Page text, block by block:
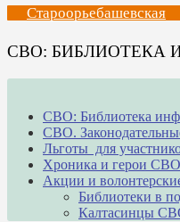
Староорьебашевская
СВО: БИБЛИОТЕКА
СВО: Библиотека
СВО.
Льготы для
Хроника и герои СВО
Акции и
Библиотеки в
Калтасинцы